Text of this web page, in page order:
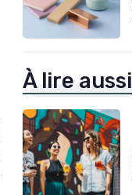
À lire aussi